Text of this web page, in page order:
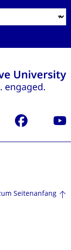
Facebook
Seitenanfang